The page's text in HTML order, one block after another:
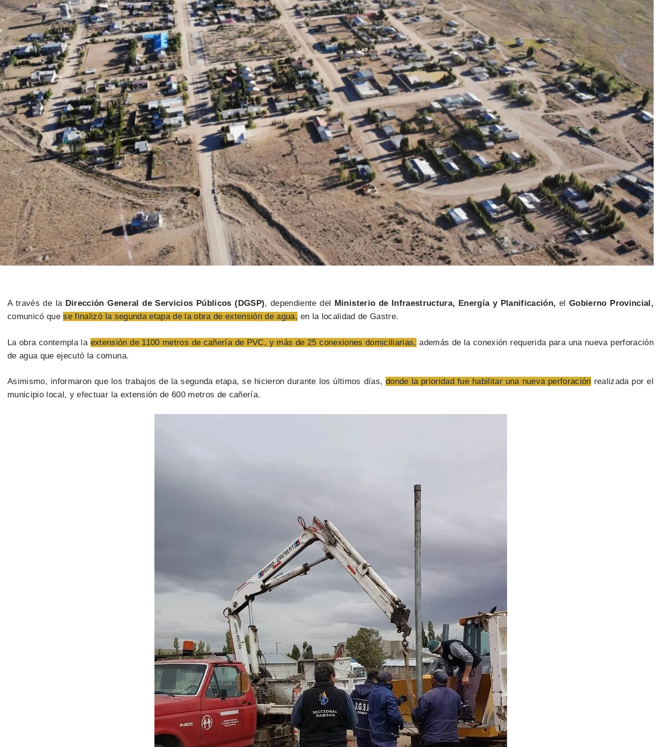
A través de la Dirección General de Servicios Públicos (DGSP), dependiente del Ministerio de Infraestructura, Energía y Planificación, el Gobierno Provincial,
comunicó quese finalizó la segunda etapa de la obra de extensión de agua, en la localidad de Gastre.
La obra contempla la extensión de 1100 metros de cañería de PVC, y más de 25 conexiones domiciliarias, además de la conexión requerida para una nueva perforación
de agua que ejecutó la comuna.
Asimismo, informaron que los trabajos de la segunda etapa, se hicieron durante los últimos días,donde la prioridad fue habilitar una nueva perforación realizada por el
municipio local, y efectuar la extensión de 600 metros de cañería.